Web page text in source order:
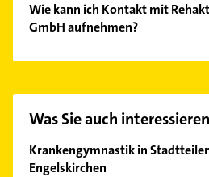
Wie kann ich Kontakt mit
GmbH aufnehmen?
Hier finden Sie alleKontaktdaten
Was Sie auch
Krankengymnastik in
Engelskirchen